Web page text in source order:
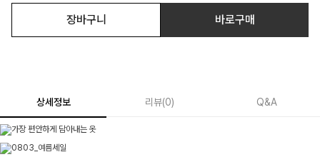
장바구니 바로구매
상세정보 리뷰(0) Q&A